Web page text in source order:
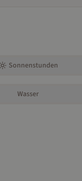
Sonnenstunden
Wasser